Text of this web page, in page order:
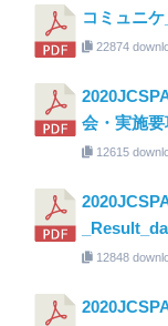
コミュニケ
22874
会・実施要
12615
12848